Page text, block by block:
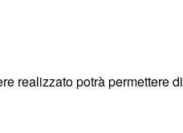
realizzato potrà permettere di